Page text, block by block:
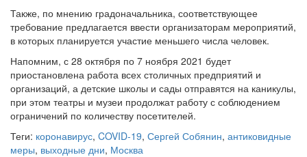
Также, по мнению градоначальника, соответствующее
требование предлагается ввести организаторам мероприятий,
в которых планируется участие меньшего числа человек.
Напомним, с 28 октября по 7 ноября 2021 будет
приостановлена работа всех столичных предприятий и
организаций, а детские школы и сады отправятся на каникулы,
при этом театры и музеи продолжат работу с соблюдением
ограничений по количеству посетителей.
Теги: коронавирус, COVID-19, Сергей Собянин, антиковидные
меры, выходные дни, Москва